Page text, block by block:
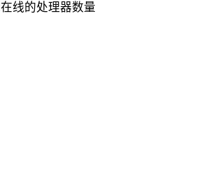
线的处理器数量